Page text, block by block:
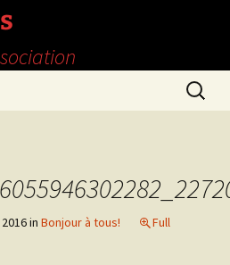
Search
for:
in Bonjour à tous!
Full